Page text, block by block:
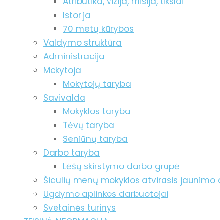
Istorija
70 metų kūrybos
Valdymo struktūra
Administracija
Mokytojai
Mokytojų taryba
Savivalda
Mokyklos taryba
Tėvų taryba
Seniūnų taryba
Darbo taryba
Lėšų skirstymo darbo grupė
Šiaulių menų mokyklos atvirasis jaunimo
Ugdymo aplinkos darbuotojai
Svetainės turinys